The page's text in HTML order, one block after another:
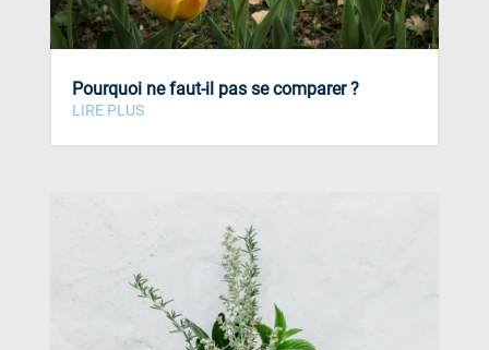
Pourquoi ne faut-il pas se comparer ?
LIRE PLUS